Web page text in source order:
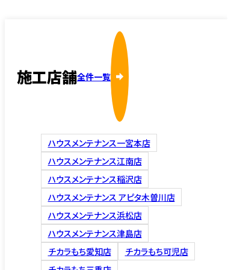
施工店舗全件一覧
ハウスメンテナンス一宮本店
ハウスメンテナンス江南店
ハウスメンテナンス稲沢店
ハウスメンテナンス アピタ木曽川店
ハウスメンテナンス浜松店
ハウスメンテナンス津島店
チカラもち愛知店
チカラもち可児店